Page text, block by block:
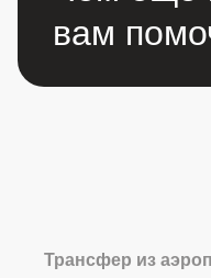
вам
Трансфер из